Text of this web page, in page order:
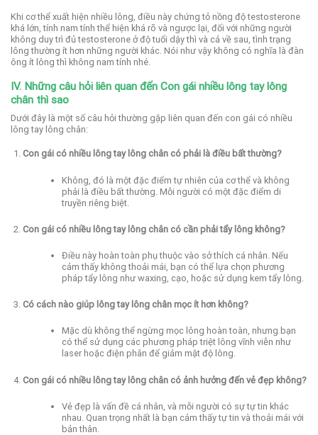
Khi cơ thể xuất hiện nhiều lông, điều này chứng tỏ nồng độ testosterone
khá lớn, tính nam tính thể hiện khá rõ và ngược lại, đối với những người
không duy trì đủ testosterone ở độ tuổi dậy thì và cả về sau, tình trạng
lông thường ít hơn những người khác. Nói như vậy không có nghĩa là đàn
ông ít lông thì không nam tính nhé.
IV. Những câu hỏi liên quan đến Con gái nhiều lông tay lông
chân thì sao
Dưới đây là một số câu hỏi thường gặp liên quan đến con gái có nhiều
lông tay lông chân:
Con gái có nhiều lông tay lông chân có phải là điều bất thường?
Không, đó là một đặc điểm tự nhiên của cơ thể và không
phải là điều bất thường. Mỗi người có một đặc điểm di
truyền riêng biệt.
Con gái có nhiều lông tay lông chân có cần phải tẩy lông không?
Điều này hoàn toàn phụ thuộc vào sở thích cá nhân. Nếu
cảm thấy không thoải mái, bạn có thể lựa chọn phương
pháp tẩy lông như waxing, cạo, hoặc sử dụng kem tẩy lông.
Có cách nào giúp lông tay lông chân mọc ít hơn không?
Mặc dù không thể ngừng mọc lông hoàn toàn, nhưng bạn
có thể sử dụng các phương pháp triệt lông vĩnh viễn như
laser hoặc điện phân để giảm mật độ lông.
Con gái có nhiều lông tay lông chân có ảnh hưởng đến vẻ đẹp không?
Vẻ đẹp là vấn đề cá nhân, và mỗi người có sự tự tin khác
nhau. Quan trọng nhất là bạn cảm thấy tự tin và thoải mái với
bản thân.